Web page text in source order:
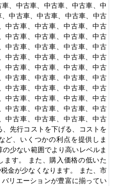
、中古車、中古車、中古車、中
中古車、中古車、中古車、中古
中古車、中古車、中古車、中古
中古車、中古車、中古車、中古
中古車、中古車、中古車、中古
中古車、中古車、中古車、中古
中古車、中古車、中古車、中古
中古車、中古車、中古車、中古
中古車、中古車、中古車、中古
中古車、中古車、中古車、中古
中古車、中古車、中古車、中古
中古車、中古車、中古車、中古
先行コストを下げる、コストを
ど、いくつかの利点を提供しま
少ない範囲でより高いレベルま
ます。 また、購入価格の低いた
金が少なくなります。 また、市
リエーションが豊富に揃ってい